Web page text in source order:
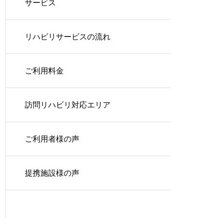
サービス
リハビリサービスの流れ
ご利用料金
訪問リハビリ対応エリア
ご利用者様の声
提携施設様の声